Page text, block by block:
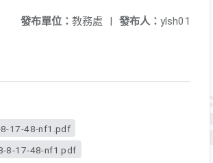
發布人： ylsh01
發布單位： 教務處 |
17-48-nf1.pdf
8-17-48-nf1.pdf